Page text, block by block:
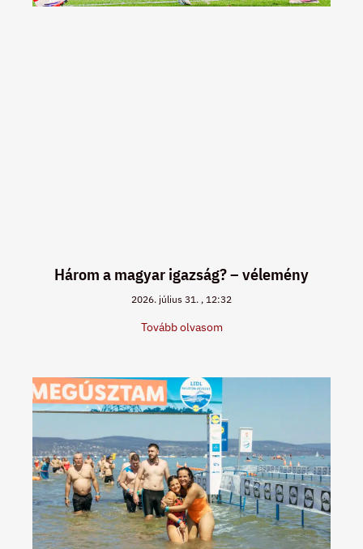
Három a magyar igazság? – vélemény
2026. július 31. 12:32
Tovább olvasom